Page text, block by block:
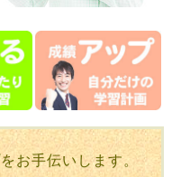
お手伝いします。